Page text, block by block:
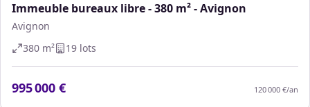
Immeuble bureaux libre - 380 m² - Avignon
Avignon
380 m² 19 lots
995 000 € 120 000 €/an